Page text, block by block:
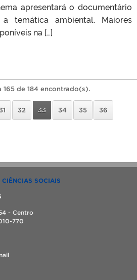
apresentará o documentário
temática ambiental. Maiores
na […]
de 184 encontrado(s).
32 33 34 35 36
SOCIAIS
- Centro
770